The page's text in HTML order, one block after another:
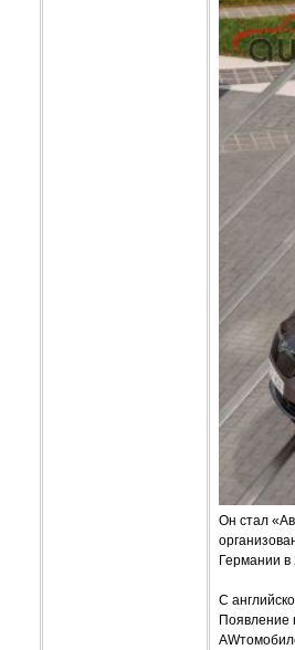
Он стал
Германии в
С
Появление